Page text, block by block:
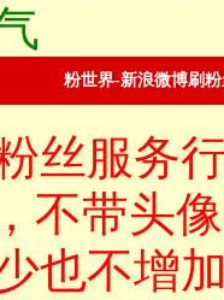
粉世界-新浪微博刷
丝服务
不带头
也不增